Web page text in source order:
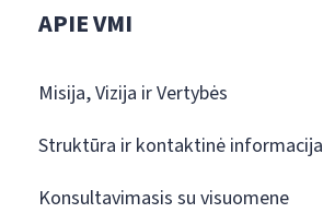
APIE VMI
Misija, Vizija ir Vertybės
Struktūra ir kontaktinė informacija
Konsultavimasis su visuomene